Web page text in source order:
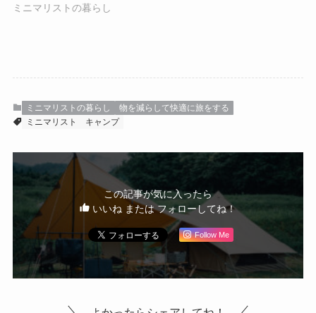
ミニマリストの暮らし
ミニマリストの暮らし
物を減らして快適に旅をする
ミニマリスト
キャンプ
この記事が気に入ったら
いいね または フォローしてね！
Follow Me